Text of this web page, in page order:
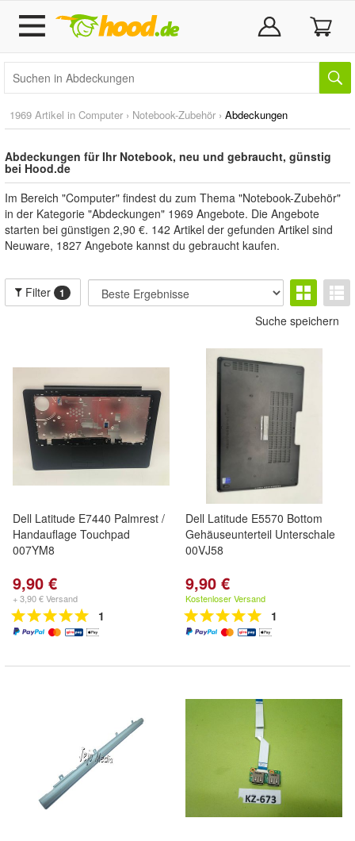
1969 Artikel in Computer › Notebook-Zubehör › Abdeckungen
Abdeckungen für Ihr Notebook, neu und gebraucht, günstig
bei Hood.de
Im Bereich "Computer" findest du zum Thema "Notebook-Zubehör"
in der Kategorie "Abdeckungen" 1969 Angebote. Die Angebote
starten bei günstigen 2,90 €. 142 Artikel der gefunden Artikel sind
Neuware, 1827 Angebote kannst du gebraucht kaufen.
Filter 1
Suche speichern
Dell Latitude E7440 Palmrest /
Handauflage Touchpad
007YM8
9,90 €
+ 3,90 € Versand
1
Dell Latitude E5570 Bottom
Gehäuseunterteil Unterschale
00VJ58
9,90 €
Kostenloser Versand
1